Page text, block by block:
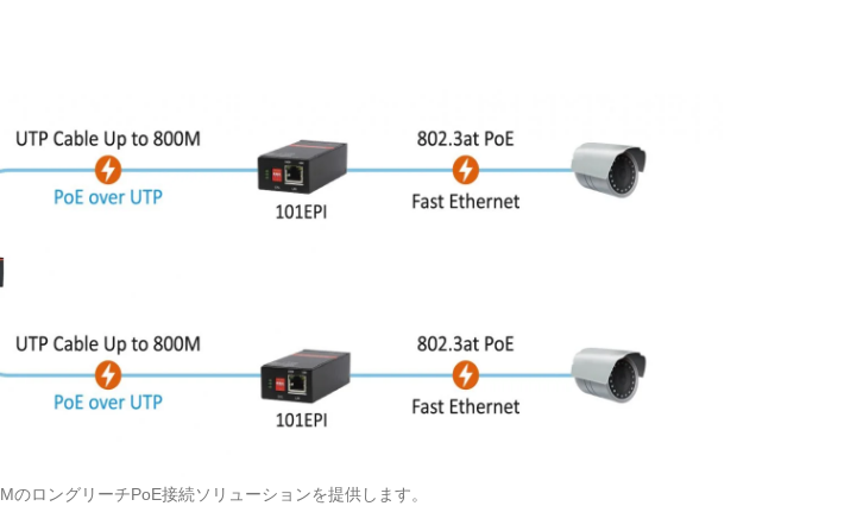
ロングリーチPoE接続ソリューションを提供します。